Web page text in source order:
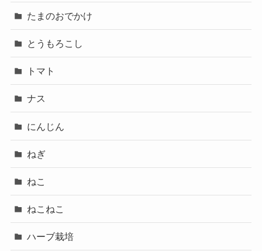
たまのおでかけ
とうもろこし
トマト
ナス
にんじん
ねぎ
ねこ
ねこねこ
ハーブ栽培